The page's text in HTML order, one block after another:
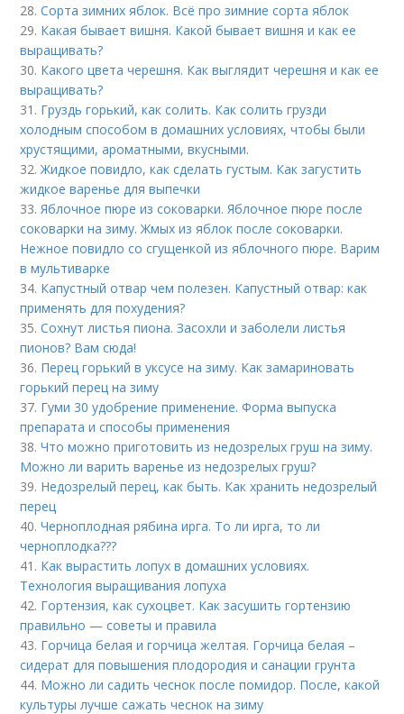
28.Сорта зимних яблок. Всё про зимние сорта яблок
29. Какая бывает вишня. Какой бывает вишня и как ее
выращивать?
30. Какого цвета черешня. Как выглядит черешня и как ее
выращивать?
31. Груздь горький, как солить. Как солить грузди
холодным способом в домашних условиях, чтобы были
хрустящими, ароматными, вкусными.
32.Жидкое повидло, как сделать густым. Как загустить
жидкое варенье для выпечки
33.Яблочное пюре из соковарки. Яблочное пюре после
соковарки на зиму. Жмых из яблок после соковарки.
Нежное повидло со сгущенкой из яблочного пюре. Варим
в мультиварке
34. Капустный отвар чем полезен. Капустный отвар: как
применять для похудения?
35.Сохнут листья пиона. Засохли и заболели листья
пионов? Вам сюда!
36. Перец горький в уксусе на зиму. Как замариновать
горький перец на зиму
37. Гуми 30 удобрение применение. Форма выпуска
препарата и способы применения
38.Что можно приготовить из недозрелых груш на зиму.
Можно ли варить варенье из недозрелых груш?
39. Недозрелый перец, как быть. Как хранить недозрелый
перец
40.Черноплодная рябина ирга. То ли ирга, то ли
черноплодка???
41. Как вырастить лопух в домашних условиях.
Технология выращивания лопуха
42. Гортензия, как сухоцвет. Как засушить гортензию
правильно — советы и правила
43. Горчица белая и горчица желтая. Горчица белая –
сидерат для повышения плодородия и санации грунта
44. Можно ли садить чеснок после помидор. После, какой
культуры лучше сажать чеснок на зиму